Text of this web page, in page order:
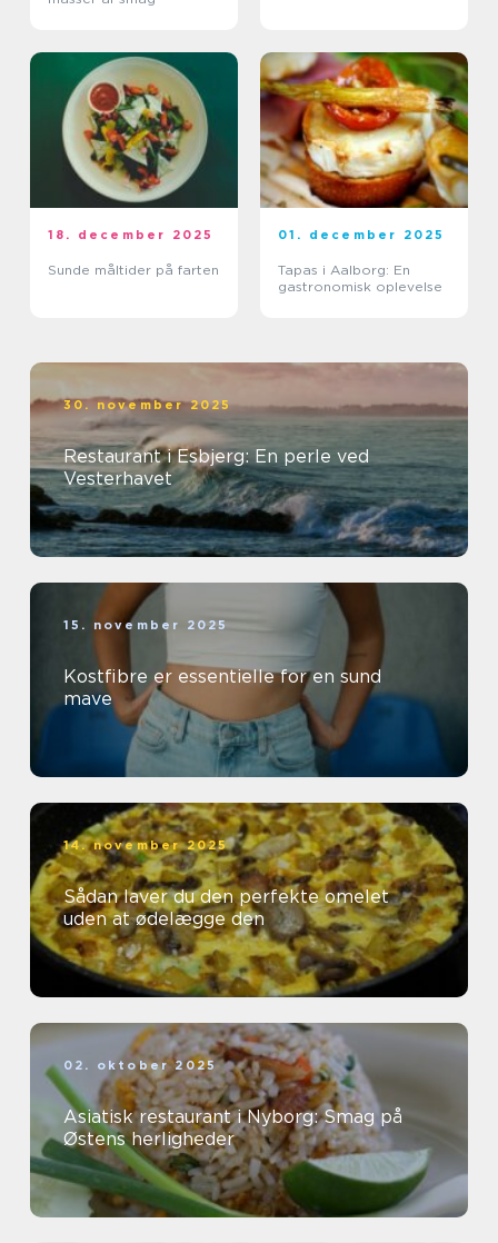
18. december 2025
Sunde måltider på farten
01. december 2025
Tapas i Aalborg: En
gastronomisk oplevelse
30. november 2025
Restaurant i Esbjerg: En perle ved
Vesterhavet
15. november 2025
Kostfibre er essentielle for en sund
mave
14. november 2025
Sådan laver du den perfekte omelet
uden at ødelægge den
02. oktober 2025
Asiatisk restaurant i Nyborg: Smag på
Østens herligheder